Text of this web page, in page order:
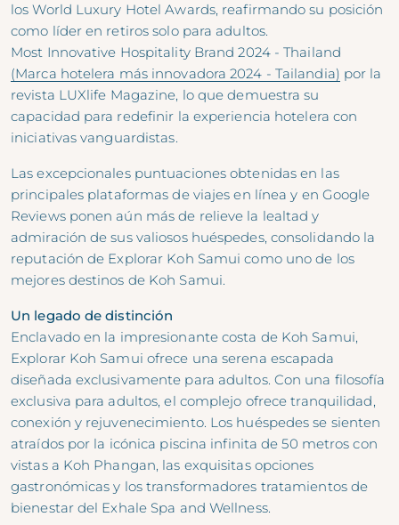
los World Luxury Hotel Awards, reafirmando su posición
como líder en retiros solo para adultos.
Most Innovative Hospitality Brand 2024 - Thailand
(Marca hotelera más innovadora 2024 - Tailandia) por la
revista LUXlife Magazine, lo que demuestra su
capacidad para redefinir la experiencia hotelera con
iniciativas vanguardistas.
Las excepcionales puntuaciones obtenidas en las
principales plataformas de viajes en línea y en Google
Reviews ponen aún más de relieve la lealtad y
admiración de sus valiosos huéspedes, consolidando la
reputación de Explorar Koh Samui como uno de los
mejores destinos de Koh Samui.
Un legado de distinción
Enclavado en la impresionante costa de Koh Samui,
Explorar Koh Samui ofrece una serena escapada
diseñada exclusivamente para adultos. Con una filosofía
exclusiva para adultos, el complejo ofrece tranquilidad,
conexión y rejuvenecimiento. Los huéspedes se sienten
atraídos por la icónica piscina infinita de 50 metros con
vistas a Koh Phangan, las exquisitas opciones
gastronómicas y los transformadores tratamientos de
bienestar del Exhale Spa and Wellness.